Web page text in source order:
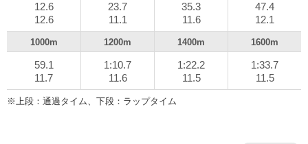
2着はアタマ差でファーヴェント、3着はさらにクビ差で
ショウナンアデイブとなった。勝ちタイムは1分33秒
7(良)。
12.6
12.6
23.7
11.1
35.3
11.6
47.4
12.1
1000m 1200m 1400m 1600m
59.1
11.7
1:10.7
11.6
1:22.2
11.5
1:33.7
11.5
※上段：通過タイム、下段：ラップタイム